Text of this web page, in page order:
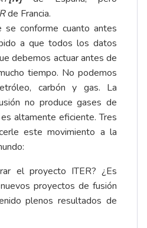
de Francia.
se conforme cuanto antes
a que todos los datos
debemos actuar antes de
tiempo. No podemos
carbón y gas. La
no produce gases de
altamente eficiente. Tres
este movimiento a la
el proyecto ITER? ¿Es
proyectos de fusión
plenos resultados de